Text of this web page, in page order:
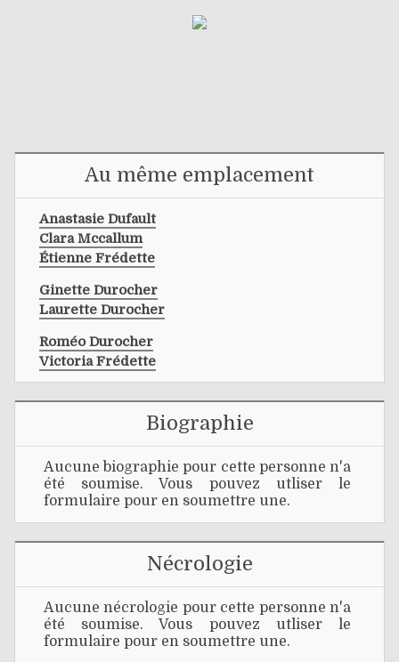
Au même emplacement
Anastasie Dufault
Clara Mccallum
Étienne Frédette
Ginette Durocher
Laurette Durocher
Roméo Durocher
Victoria Frédette
Biographie
Aucune biographie pour cette personne n'a
été soumise. Vous pouvez utliser le
formulaire pour en soumettre une.
Nécrologie
Aucune nécrologie pour cette personne n'a
été soumise. Vous pouvez utliser le
formulaire pour en soumettre une.